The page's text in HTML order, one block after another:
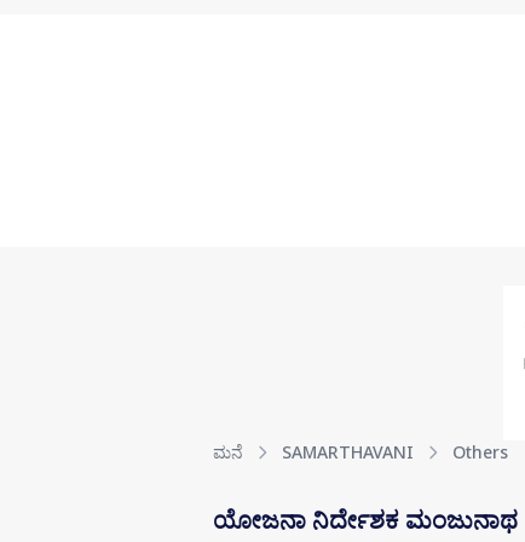
ಮನೆ SAMARTHAVANI Others
ಯೋಜನಾ ನಿರ್ದೇಶಕ ಮಂಜುನಾಥ